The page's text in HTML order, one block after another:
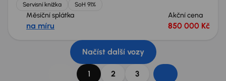
Servisní knížka SoH 91%
Měsíční splátka
na míru
Akční cena
850 000 Kč
Načíst další vozy
1 2 3